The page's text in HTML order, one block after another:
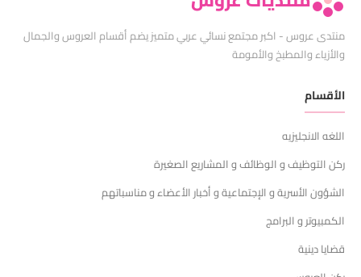
منتدى عروس - اكبر مجتمع نسائي عربي متميز يضم أقسام العروس والجمال
والأزياء والمطبخ والأمومة
الأقسام
اللغه الانجليزيه
ركن التوظيف و الوظائف و المشاريع الصغيرة
الشؤون الأسرية و الإجتماعية و أخبار الأعضاء و مناسباتهم
الكمبيوتر و البرامج
قضايا دينية